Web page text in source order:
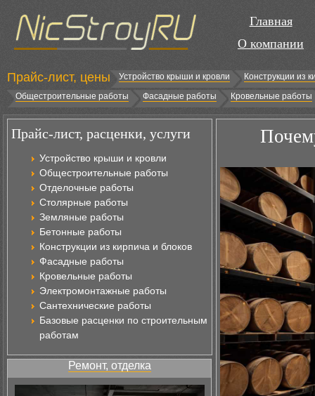
Главная
О компании
Прайс-лист, цены Устройство крыши и кровли
Конструкции из
Общестроительные работы
Фасадные работы Кровельные работы
Прайс-лист, расценки, услуги
Устройство крыши и кровли
Общестроительные работы
Отделочные работы
Столярные работы
Земляные работы
Бетонные работы
Конструкции из кирпича и блоков
Фасадные работы
Кровельные работы
Электромонтажные работы
Сантехнические работы
Базовые расценки по строительным
работам
Ремонт, отделка